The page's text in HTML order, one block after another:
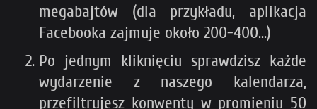
megabajtów (dla przykładu, aplikacja
Facebooka zajmuje około 200-400...)
Po jednym kliknięciu sprawdzisz każde
wydarzenie z naszego kalendarza,
przefiltrujesz konwenty w promieniu 50